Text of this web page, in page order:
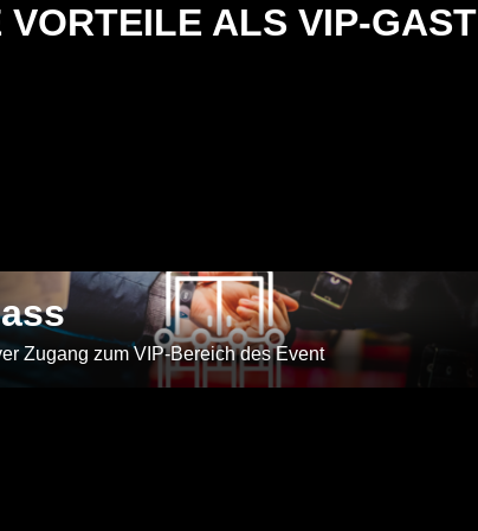
VORTEILE ALS VIP-GAST
Zugang zum VIP-Bereich des Event